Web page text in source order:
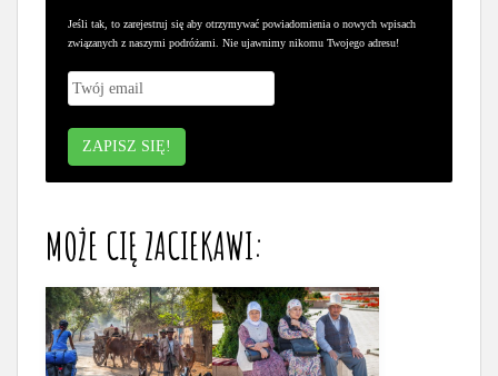
Jeśli tak, to zarejestruj się aby otrzymywać powiadomienia o nowych wpisach
związanych z naszymi podróżami. Nie ujawnimy nikomu Twojego adresu!
MOŻE CIĘ ZACIEKAWI: